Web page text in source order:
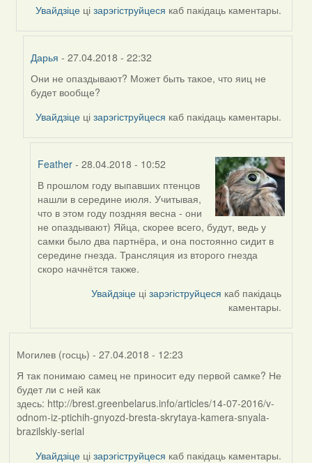
Увайдзіце цізарэгіструйцеся каб пакідаць каментары.
Дарья - 27.04.2018 - 22:32
In
reply
to
Feather
Они не опаздывают? Может быть такое, что яиц не
будет вообще?
Увайдзіце цізарэгіструйцеся каб пакідаць каментары.
Feather- 28.04.2018 - 10:52
In
reply
to
by
Дарья
В прошлом году выпавших птенцов
нашли в середине июля. Учитывая,
что в этом году поздняя весна - они
не опаздывают) Яйца, скорее всего, будут, ведь у
самки было два партнёра, и она постоянно сидит в
середине гнезда. Трансляция из второго гнезда
скоро начнётся также.
Увайдзіце цізарэгіструйцеся каб пакідаць
каментары.
Могилев (госць) - 27.04.2018 - 12:23
Я так понимаю самец не приносит еду первой самке? Не
будет ли с ней как
здесь: http://brest.greenbelarus.info/articles/14-07-2016/v-
odnom-iz-ptichih-gnyozd-bresta-skrytaya-kamera-snyala-
brazilskiy-serial
Увайдзіце цізарэгіструйцеся каб пакідаць каментары.